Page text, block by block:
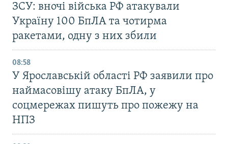
ЗСУ: вночі війська РФ атакували
Україну 100 БпЛА та чотирма
ракетами, одну з них збили
08:58
У Ярославській області РФ заявили про
наймасовішу атаку БпЛА, у
соцмережах пишуть про пожежу на
НПЗ